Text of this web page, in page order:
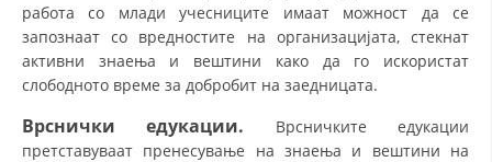
ИСТОРИЈАТ НА ЦКРСМ
СТРУКТУРА НА ОРГАНИЗАЦИЈАТА
работа со млади учесниците имаат можност да се
запознаат со вредностите на организацијата, стекнат
активни знаења и вештини како да го искористат
слободното време за добробит на заедницата.
Врснички едукации.
Врсничките едукации
претставуваат пренесување на знаења и вештини на